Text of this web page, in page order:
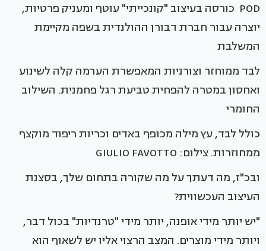
POD כורסה בעיצוב "קונכייתי" עוטף ומעניק פרטיות,
יוצרה עבור חברת דבורן ההולנדית בשפה מקיימת
המשלבת
לבד ממוחזר וצורניות המאפשרת הערמה קלה לשינוע
ואחסון במטרה להפחית טביעת רגל פחמנית. השילוב
החומרי
כולל לבד, עץ מילה מכופף באדים וכריות ריפוד מוקצף
ממחוזרות. צילום: GIULIO FAVOTTO
ובכ"ז, מה דעתך על מה שקורה בתחום שלך, בסצנת
העיצוב העכשווית?
"יש יותר מידי אופנה, יותר מידי "טרנדיות" בכול דבר,
ויותר מידי מוצרים. המצב הרצוי אליו יש לשאוף הוא